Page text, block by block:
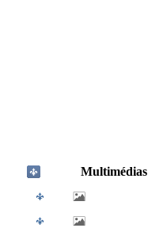
Multimédias